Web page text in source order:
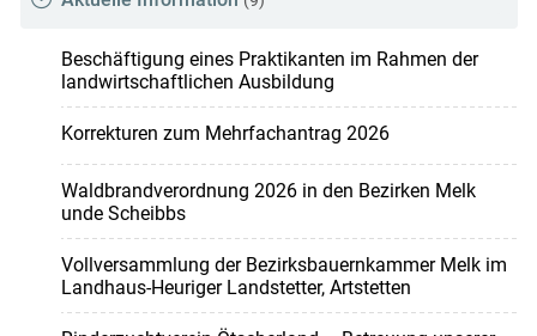
Beschäftigung eines Praktikanten im Rahmen der
landwirtschaftlichen Ausbildung
Korrekturen zum Mehrfachantrag 2026
Waldbrandverordnung 2026 in den Bezirken Melk
unde Scheibbs
Vollversammlung der Bezirksbauernkammer Melk im
Landhaus-Heuriger Landstetter, Artstetten